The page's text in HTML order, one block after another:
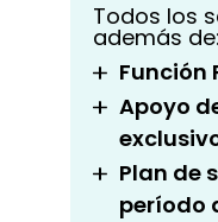
Todos los
además de:
Función
Apoyo
Plan de
período